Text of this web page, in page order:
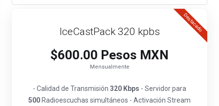
Destacado
IceCastPack 320 kpbs
$600.00 Pesos MXN
Mensualmente
- Calidad de Transmisión 320 Kbps - Servidor para
500 Radioescuchas simultáneos - Activación Stream